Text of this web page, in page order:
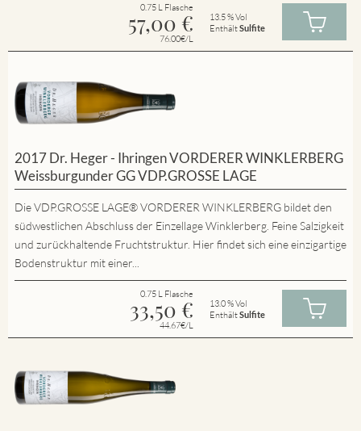
0.75 L Flasche
57,00 €
76.00€/L
13.5 % Vol
EnthältSulfite
2017 Dr. Heger - Ihringen VORDERER WINKLERBERG
Weissburgunder GG VDP.GROSSE LAGE
Die VDP.GROSSE LAGE® VORDERER WINKLERBERG bildet den
südwestlichen Abschluss der Einzellage Winklerberg. Feine Salzigkeit
und zurückhaltende Fruchtstruktur. Hier findet sich eine einzigartige
Bodenstruktur mit einer...
0.75 L Flasche
33,50 €
44.67€/L
13.0 % Vol
EnthältSulfite